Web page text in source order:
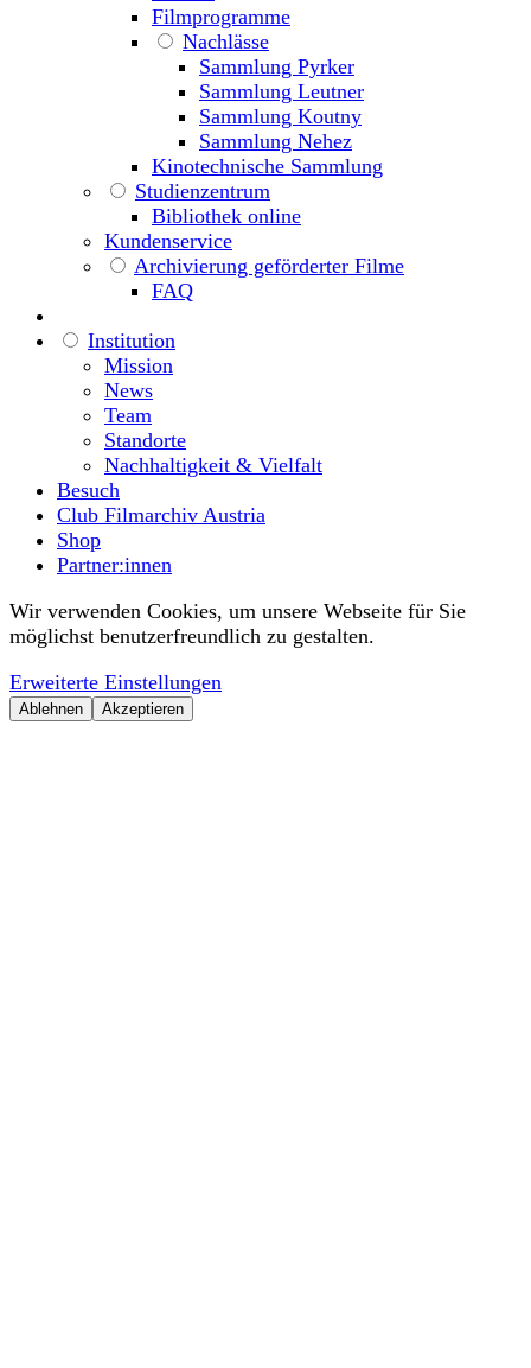
Filmprogramme
Nachlässe
Sammlung Pyrker
Sammlung Leutner
Sammlung Koutny
Sammlung Nehez
Kinotechnische Sammlung
Studienzentrum
Bibliothek online
Kundenservice
Archivierung geförderter Filme
FAQ
Institution
Mission
News
Team
Standorte
Nachhaltigkeit & Vielfalt
Besuch
Club Filmarchiv Austria
Shop
Partner:innen
Wir verwenden Cookies, um unsere Webseite für Sie
möglichst benutzerfreundlich zu gestalten.
Erweiterte Einstellungen
Ablehnen Akzeptieren